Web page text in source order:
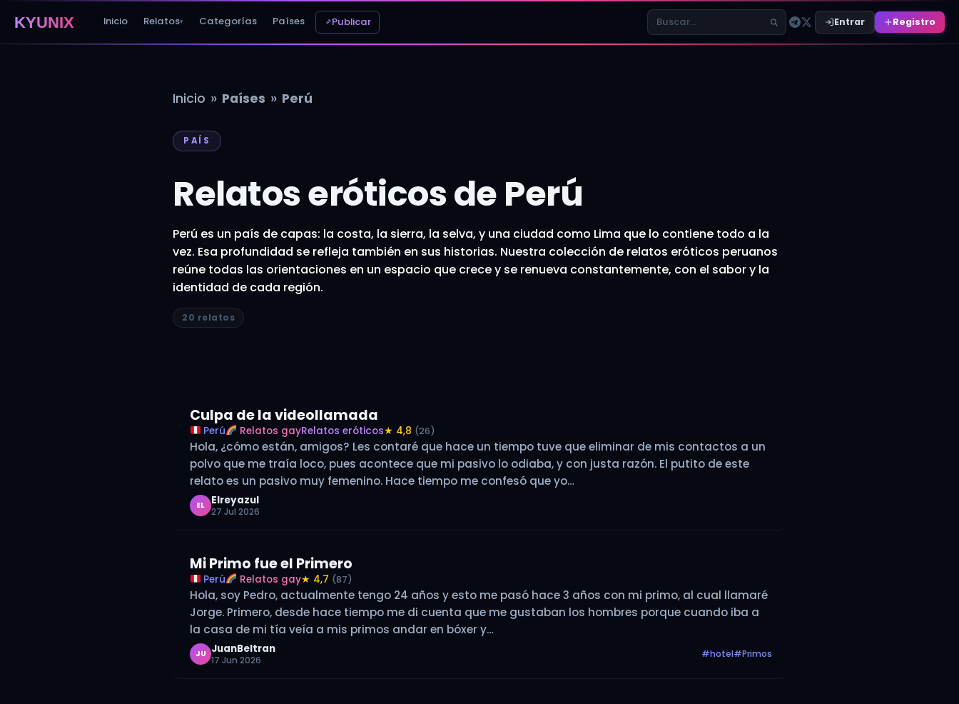
KYUNIX Inicio Relatos▾ Categorías Países Publicar Buscar relatos Entrar Registro
Inicio » Países » Perú
PAÍS
Relatos eróticos de Perú
Perú es un país de capas: la costa, la sierra, la selva, y una ciudad como Lima que lo contiene todo a la
vez. Esa profundidad se refleja también en sus historias. Nuestra colección de relatos eróticos peruanos
reúne todas las orientaciones en un espacio que crece y se renueva constantemente, con el sabor y la
identidad de cada región.
20 relatos
Culpa de la videollamada
Perú Relatos gayRelatos eróticos★ 4,8 (26)
Hola, ¿cómo están, amigos? Les contaré que hace un tiempo tuve que eliminar de mis contactos a un
polvo que me traía loco, pues acontece que mi pasivo lo odiaba, y con justa razón. El putito de este
relato es un pasivo muy femenino. Hace tiempo me confesó que yo…
EL Elreyazul
27 Jul 2026
Mi Primo fue el Primero
Perú Relatos gay★ 4,7 (87)
Hola, soy Pedro, actualmente tengo 24 años y esto me pasó hace 3 años con mi primo, al cual llamaré
Jorge. Primero, desde hace tiempo me di cuenta que me gustaban los hombres porque cuando iba a
la casa de mi tía veía a mis primos andar en bóxer y…
JU JuanBeltran
17 Jun 2026
#hotel#Primos